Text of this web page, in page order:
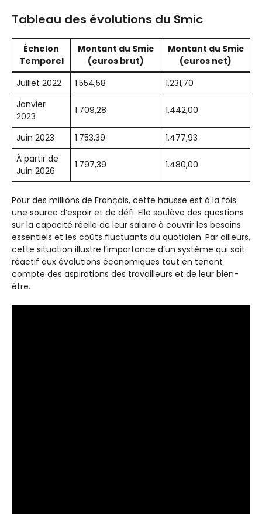
Tableau des évolutions du Smic
Échelon
Temporel
Montant du Smic
(euros brut)
Montant du Smic
(euros net)
Juillet 2022
1.554,58
1.231,70
Janvier
2023
1.709,28 1.442,00
Juin 2023 1.753,39
1.477,93
À partir de
Juin 2026
1.797,39 1.480,00
Pour des millions de Français, cette hausse est à la fois
une source d’espoir et de défi. Elle soulève des questions
sur la capacité réelle de leur salaire à couvrir les besoins
essentiels et les coûts fluctuants du quotidien. Par ailleurs,
cette situation illustre l’importance d’un système qui soit
réactif aux évolutions économiques tout en tenant
compte des aspirations des travailleurs et de leur bien-
être.